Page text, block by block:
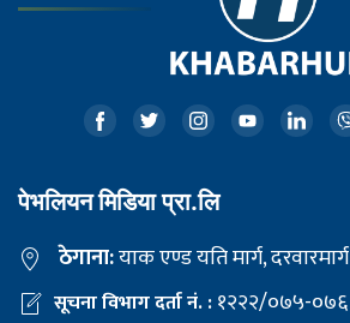
पेभलियन मिडिया प्रा.लि
ठेगाना:याक एण्ड यति मार्ग, दरवारमार्ग
सूचना विभाग दर्ता नं. :१२२२/०७५-०७६